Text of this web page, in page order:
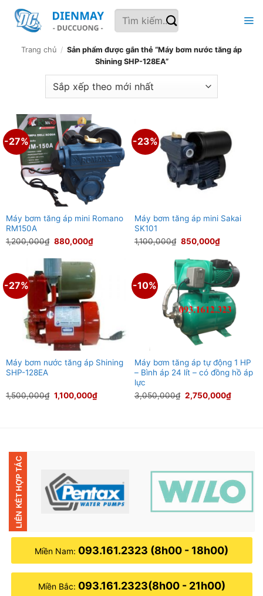
qua
dung
Tìm
kiếm:
Trang chủ / Sản phẩm được gắn thẻ “Máy bơm nước tăng áp
Shining SHP-128EA”
-27%
Máy bơm tăng áp mini Romano
RM150A
1,200,000₫ Giá
1,200,000₫.
880,000₫Giá
là:
880,000₫.
-23%
Máy bơm tăng áp mini Sakai
SK101
1,100,000₫ Giá
1,100,000₫.
850,000₫Giá
là:
850,000₫.
-27%
Máy bơm nước tăng áp Shining
SHP-128EA
1,500,000₫ Giá
gốc
1,100,000₫Giá
-10%
Máy bơm tăng áp tự động 1 HP
– Bình áp 24 lít – có đồng hồ áp
lực
3,050,000₫ Giá
gốc
2,750,000₫Giá
Miền Nam: 093.161.2323 (8h00 - 18h00)
Miền Bắc: 093.161.2323(8h00 - 21h00)